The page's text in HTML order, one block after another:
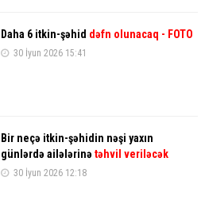
Daha 6 itkin-şəhid dəfn olunacaq - FOTO
30 İyun 2026 15:41
Bir neçə itkin-şəhidin nəşi yaxın
günlərdə ailələrinə təhvil veriləcək
30 İyun 2026 12:18